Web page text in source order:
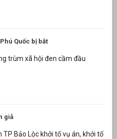
Quốc bị bắt
trùm xã hội đen cầm đầu
giả
TP Bảo Lộc khởi tố vụ án, khởi tố